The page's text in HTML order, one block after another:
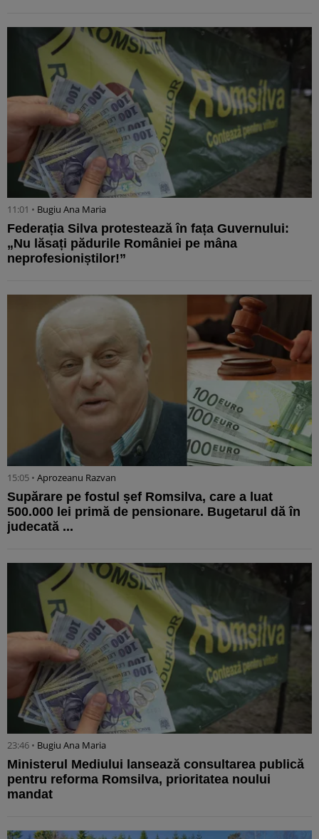
11:01 • Bugiu ⁠Ana Maria
Federația Silva protestează în fața Guvernului:
„Nu lăsați pădurile României pe mâna
neprofesioniștilor!”
15:05 • Aprozeanu Razvan
Supărare pe fostul șef Romsilva, care a luat
500.000 lei primă de pensionare. Bugetarul dă în
judecată ...
23:46 • Bugiu ⁠Ana Maria
Ministerul Mediului lansează consultarea publică
pentru reforma Romsilva, prioritatea noului
mandat